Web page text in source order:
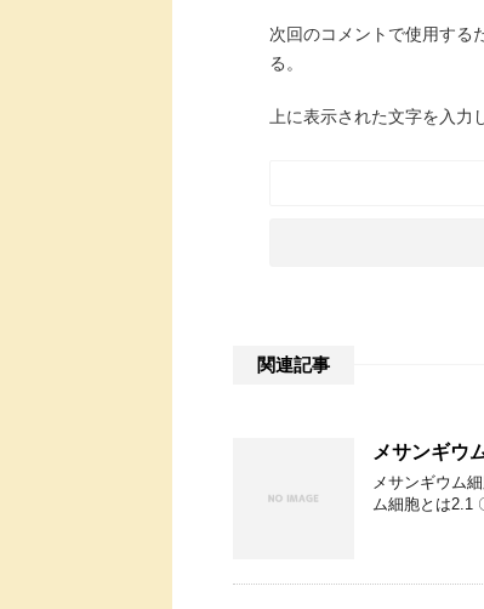
次回のコメントで使用する
る。
上に表示された文字を入力
関連記事
メサンギウ
メサンギウム
ム細胞とは2.1